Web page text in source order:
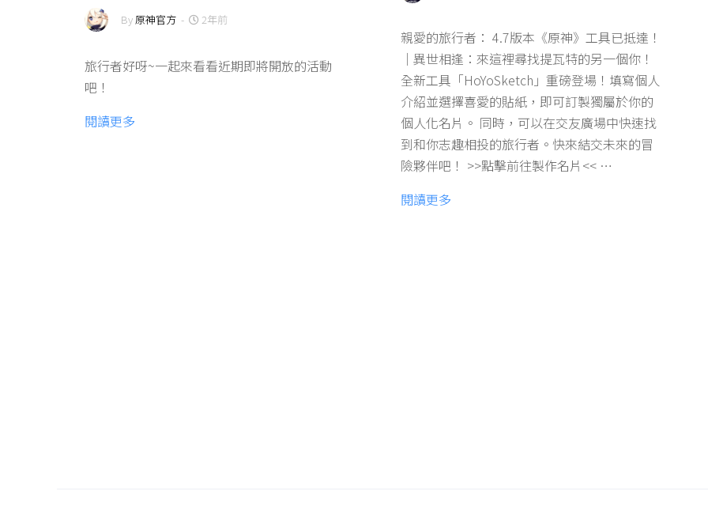
By原神官方 - 2年前
旅行者好呀~一起來看看近期即將開放的活動
吧！
閱讀更多
親愛的旅行者： 4.7版本《原神》工具已抵達！
｜異世相逢：來這裡尋找提瓦特的另一個你！
全新工具「HoYoSketch」重磅登場！填寫個人
介紹並選擇喜愛的貼紙，即可訂製獨屬於你的
個人化名片。 同時，可以在交友廣場中快速找
到和你志趣相投的旅行者。快來結交未來的冒
險夥伴吧！ >>點擊前往製作名片<< …
閱讀更多